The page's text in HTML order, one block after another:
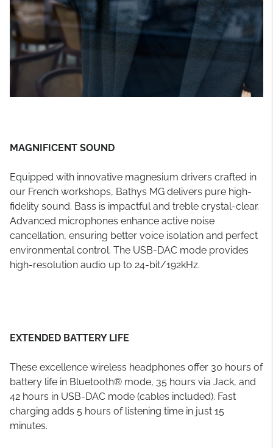
MAGNIFICENT SOUND
Equipped with innovative magnesium drivers crafted in
our French workshops, Bathys MG delivers pure high-
fidelity sound. Bass is impactful and treble crystal-clear.
Advanced microphones enhance active noise
cancellation, ensuring better voice isolation and perfect
environmental control. The USB-DAC mode provides
high-resolution audio up to 24-bit/192kHz.
EXTENDED BATTERY LIFE
These excellence wireless headphones offer 30 hours of
battery life in Bluetooth® mode, 35 hours via Jack, and
42 hours in USB-DAC mode (cables included). Fast
charging adds 5 hours of listening time in just 15
minutes.